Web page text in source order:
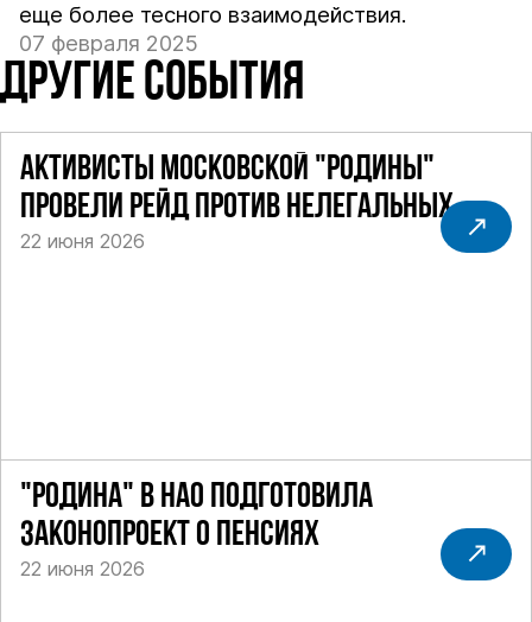
еще более тесного взаимодействия.
07 февраля 2025
ДРУГИЕ СОБЫТИЯ
АКТИВИСТЫ МОСКОВСКОЙ "РОДИНЫ"
ПРОВЕЛИ РЕЙД ПРОТИВ НЕЛЕГАЛЬНЫХ
ТАКСИ
22 июня 2026
"РОДИНА" В НАО ПОДГОТОВИЛА
ЗАКОНОПРОЕКТ О ПЕНСИЯХ
22 июня 2026